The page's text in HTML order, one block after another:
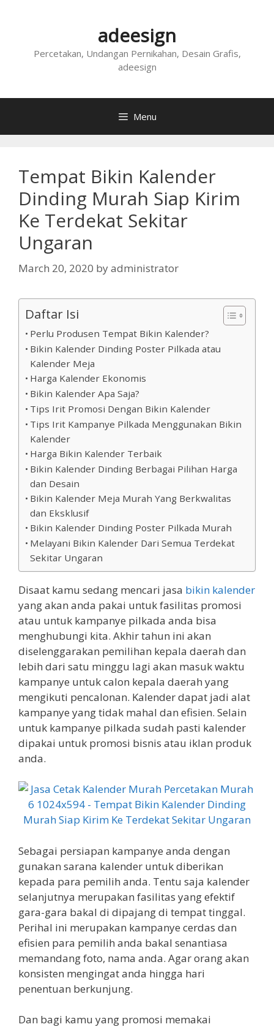
adeesign
Percetakan, Undangan Pernikahan, Desain Grafis,
adeesign
Menu
Tempat Bikin Kalender
Dinding Murah Siap Kirim
Ke Terdekat Sekitar
Ungaran
March 20, 2020 byadministrator
Daftar Isi
Perlu Produsen Tempat Bikin Kalender?
Bikin Kalender Dinding Poster Pilkada atau
Kalender Meja
Harga Kalender Ekonomis
Bikin Kalender Apa Saja?
Tips Irit Promosi Dengan Bikin Kalender
Tips Irit Kampanye Pilkada Menggunakan Bikin
Kalender
Harga Bikin Kalender Terbaik
Bikin Kalender Dinding Berbagai Pilihan Harga
dan Desain
Bikin Kalender Meja Murah Yang Berkwalitas
dan Eksklusif
Bikin Kalender Dinding Poster Pilkada Murah
Melayani Bikin Kalender Dari Semua Terdekat
Sekitar Ungaran
Disaat kamu sedang mencari jasa bikin kalender
yang akan anda pakai untuk fasilitas promosi
atau untuk kampanye pilkada anda bisa
menghubungi kita. Akhir tahun ini akan
diselenggarakan pemilihan kepala daerah dan
lebih dari satu minggu lagi akan masuk waktu
kampanye untuk calon kepala daerah yang
mengikuti pencalonan. Kalender dapat jadi alat
kampanye yang tidak mahal dan efisien. Selain
untuk kampanye pilkada sudah pasti kalender
dipakai untuk promosi bisnis atau iklan produk
anda.
Sebagai persiapan kampanye anda dengan
gunakan sarana kalender untuk diberikan
kepada para pemilih anda. Tentu saja kalender
selanjutnya merupakan fasilitas yang efektif
gara-gara bakal di dipajang di tempat tinggal.
Perihal ini merupakan kampanye cerdas dan
efisien para pemilih anda bakal senantiasa
memandang foto, nama anda. Agar orang akan
konsisten mengingat anda hingga hari
penentuan berkunjung.
Dan bagi kamu yang promosi memakai